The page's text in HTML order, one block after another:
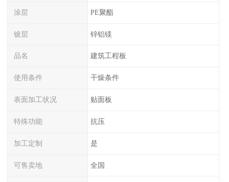
涂层 PE聚酯
镀层 锌铝镁
品名 建筑工程板
使用条件 干燥条件
表面加工状况 贴面板
特殊功能 抗压
加工定制 是
可售卖地 全国